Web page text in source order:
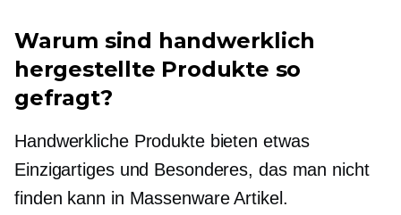
Warum sind handwerklich
hergestellte Produkte so
gefragt?
Handwerkliche Produkte bieten etwas
Einzigartiges und Besonderes, das man nicht
finden kann in MassenwareArtikel.